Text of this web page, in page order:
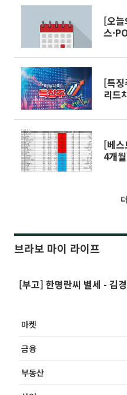
[오
스
[특
리드
[베
4개
브라보 마이 라이프
[부고] 한명란씨 별세 - 김
마켓
금융
부동산